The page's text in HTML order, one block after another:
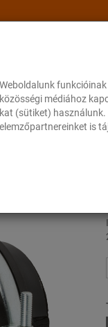
Weboldalunk
közösségi médiához
kat (sütiket) használunk.
elemzőpartnereinket is
Megoldások